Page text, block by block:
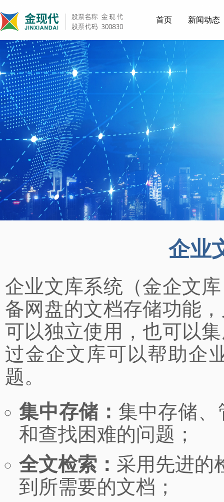
首页 新闻动态
电力
企业
企业文库系统（金企文
备网盘的文档存储功能
可以独立使用，也可以
过金企文库可以帮助企
题。
集中存储： 集中存储
和查找困难的问题；
全文检索： 采用先进的
到所需要的文档；